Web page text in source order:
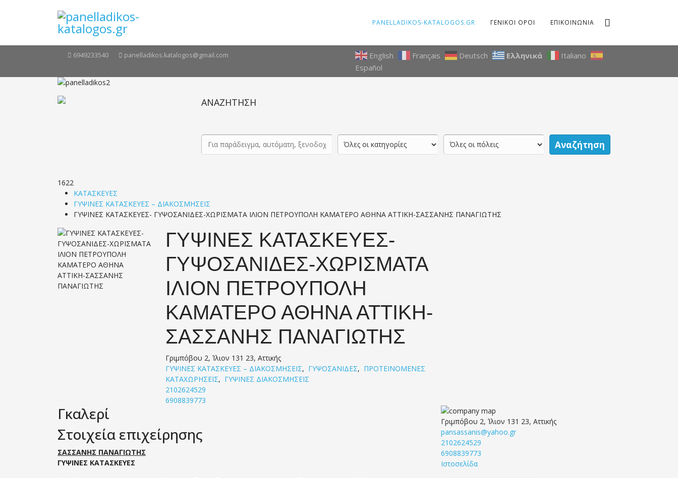
PANELLADIKOS-KATALOGOS.GR ΓΕΝΙΚΟΙ ΟΡΟΙ ΕΠΙΚΟΙΝΩΝΙΑ
6949233540 panelladikos.katalogos@gmail.com English Français Deutsch Ελληνικά
Italiano
Español
ΑΝΑΖΗΤΗΣΗ
Αναζήτηση
1622
ΚΑΤΑΣΚΕΥΕΣ
ΓΥΨΙΝΕΣ ΚΑΤΑΣΚΕΥΕΣ – ΔΙΑΚΟΣΜΗΣΕΙΣ
ΓΥΨΙΝΕΣ ΚΑΤΑΣΚΕΥΕΣ- ΓΥΨΟΣΑΝΙΔΕΣ-ΧΩΡΙΣΜΑΤΑ ΙΛΙΟΝ ΠΕΤΡΟΥΠΟΛΗ ΚΑΜΑΤΕΡΟ ΑΘΗΝΑ ΑΤΤΙΚΗ-ΣΑΣΣΑΝΗΣ ΠΑΝΑΓΙΩΤΗΣ
ΓΥΨΙΝΕΣ ΚΑΤΑΣΚΕΥΕΣ-
ΓΥΨΟΣΑΝΙΔΕΣ-ΧΩΡΙΣΜΑΤΑ
ΙΛΙΟΝ ΠΕΤΡΟΥΠΟΛΗ
ΚΑΜΑΤΕΡΟ ΑΘΗΝΑ ΑΤΤΙΚΗ-
ΣΑΣΣΑΝΗΣ ΠΑΝΑΓΙΩΤΗΣ
Γριμπόβου 2, Ίλιον 131 23, Αττικής
ΓΥΨΙΝΕΣ ΚΑΤΑΣΚΕΥΕΣ – ΔΙΑΚΟΣΜΗΣΕΙΣ, ΓΥΨΟΣΑΝΙΔΕΣ, ΠΡΟΤΕΙΝΟΜΕΝΕΣ
ΚΑΤΑΧΩΡΗΣΕΙΣ, ΓΥΨΙΝΕΣ ΔΙΑΚΟΣΜΗΣΕΙΣ
2102624529
6908839773
Γκαλερί
Στοιχεία επιχείρησης
ΣΑΣΣΑΝΗΣ ΠΑΝΑΓΙΩΤΗΣ
ΓΥΨΙΝΕΣ ΚΑΤΑΣΚΕΥΕΣ
Γριμπόβου 2, Ίλιον 131 23, Αττικής
pansassanis@yahoo.gr
2102624529
6908839773
Ιστοσελίδα